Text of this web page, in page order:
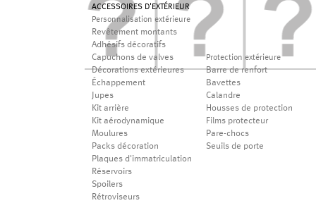
ACCESSOIRES D'EXTÉRIEUR
Personnalisation extérieure
Revêtement montants
Adhésifs décoratifs
Capuchons de valves
Décorations extérieures
Échappement
Jupes
Kit arrière
Kit aérodynamique
Moulures
Packs décoration
Plaques d'immatriculation
Réservoirs
Spoilers
Rétroviseurs
Protection extérieure
Barre de renfort
Bavettes
Calandre
Housses de protection
Films protecteur
Pare-chocs
Seuils de porte